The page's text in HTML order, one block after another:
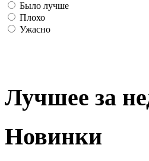
Было лучше
Плохо
Ужасно
Лучшее за
Новинки